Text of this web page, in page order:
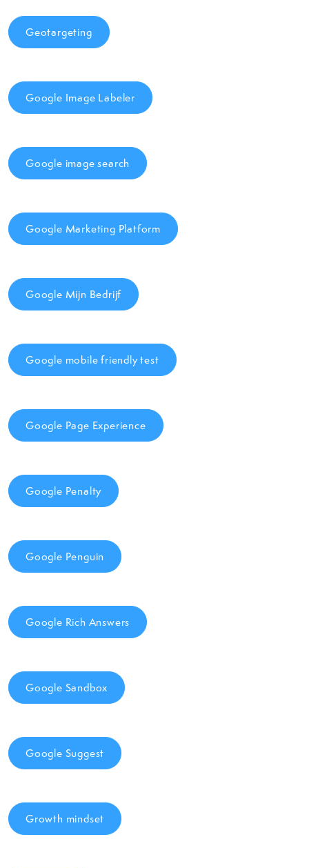
Geotargeting
Google Image Labeler
Google image search
Google Marketing Platform
Google Mijn Bedrijf
Google mobile friendly test
Google Page Experience
Google Penalty
Google Penguin
Google Rich Answers
Google Sandbox
Google Suggest
Growth mindset